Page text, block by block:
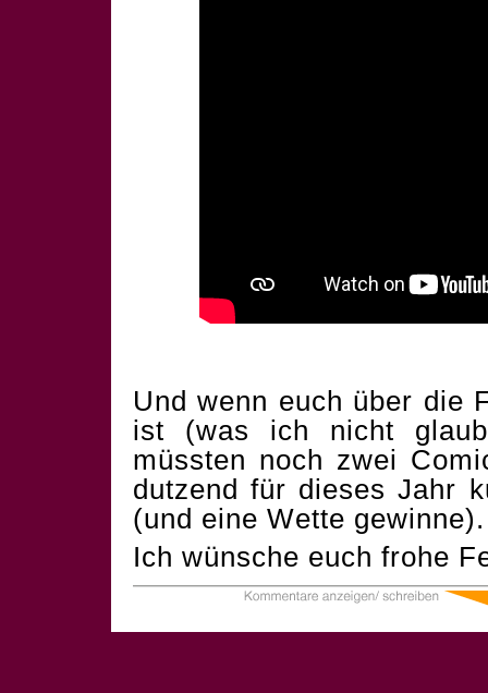
Und wenn euch über die
ist (was ich nicht
müssten noch zwei
dutzend für dieses Jahr
(und eine Wette
Ich wünsche euch frohe